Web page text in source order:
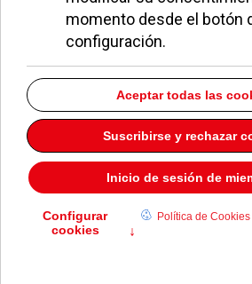
REDACCIÓN POLÍTICA 04 DICIEMBRE 2020